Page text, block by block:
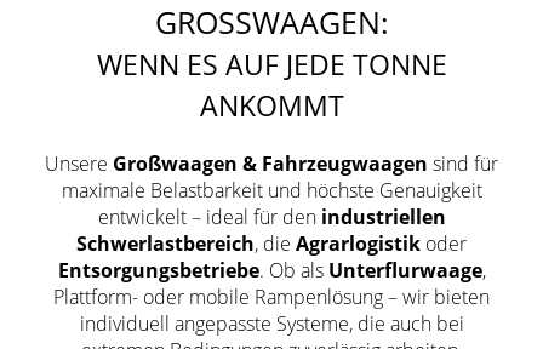
GROSSWAAGEN:
WENN ES AUF JEDE TONNE
ANKOMMT
Unsere Großwaagen & Fahrzeugwaagen sind für
maximale Belastbarkeit und höchste Genauigkeit
entwickelt – ideal für den industriellen
Schwerlastbereich, die Agrarlogistik oder
Entsorgungsbetriebe. Ob als Unterflurwaage,
Plattform- oder mobile Rampenlösung – wir bieten
individuell angepasste Systeme, die auch bei